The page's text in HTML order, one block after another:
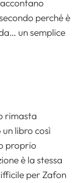
perché è
un semplice
rimasta
libro così
proprio
è la stessa
per Zafon